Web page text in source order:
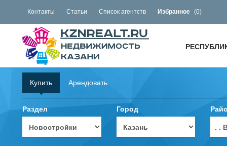
Контакты Статьи Список агентств Избранное (0)
Купить Арендовать
Раздел Город
. .